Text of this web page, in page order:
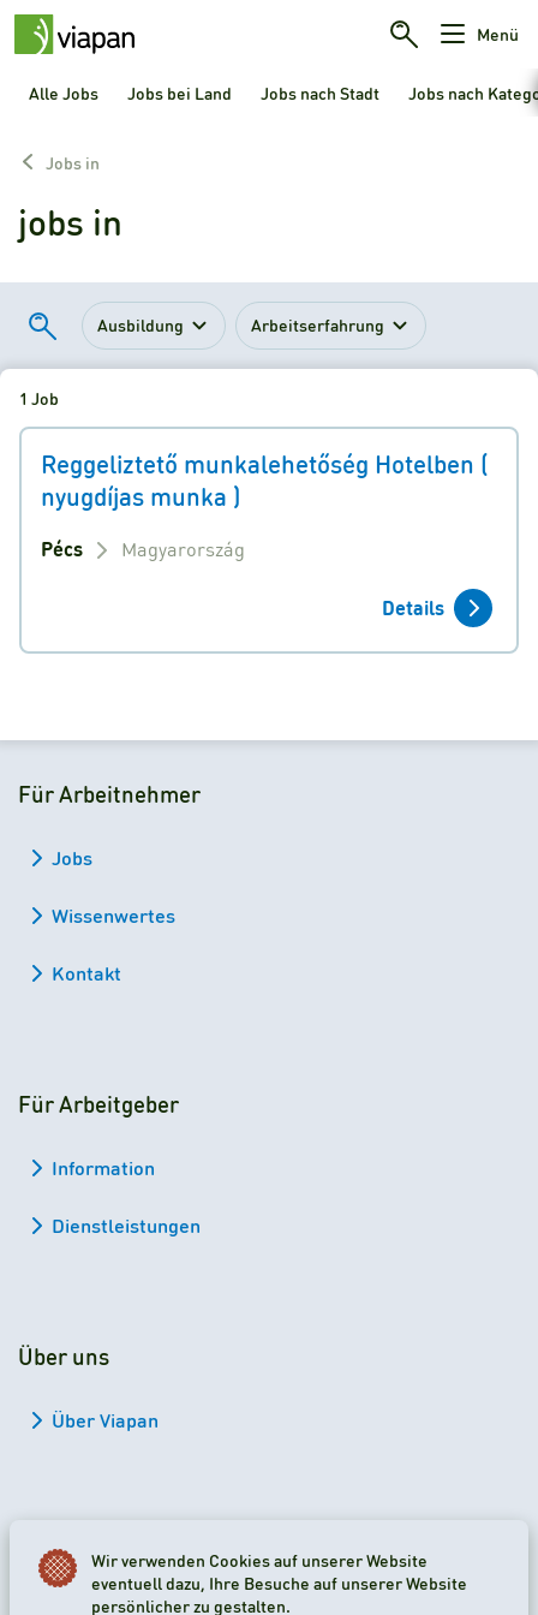
Menü
Alle Jobs Jobs bei Land Jobs nach Stadt Jobs nach
Jobs in
jobs in
Ausbildung Arbeitserfahrung
1 Job
Reggeliztető munkalehetőség Hotelben (
nyugdíjas munka )
Pécs Magyarország
Details
Für Arbeitnehmer
Jobs
Wissenwertes
Kontakt
Für Arbeitgeber
Information
Dienstleistungen
Über uns
Über Viapan
2026 Viapan Dologidő Kft. © Alle Rechte vorbehalten.
Wir verwenden Cookies auf unserer Website
eventuell dazu, Ihre Besuche auf unserer Website
persönlicher zu gestalten.